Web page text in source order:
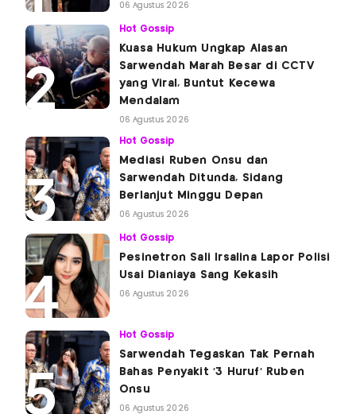
06 Agustus 2026
Hot Gossip
Kuasa Hukum Ungkap Alasan
Sarwendah Marah Besar di CCTV
yang Viral, Buntut Kecewa
Mendalam
06 Agustus 2026
Hot Gossip
Mediasi Ruben Onsu dan
Sarwendah Ditunda, Sidang
Berlanjut Minggu Depan
06 Agustus 2026
Hot Gossip
Pesinetron Sali Irsalina Lapor Polisi
Usai Dianiaya Sang Kekasih
06 Agustus 2026
Hot Gossip
Sarwendah Tegaskan Tak Pernah
Bahas Penyakit '3 Huruf' Ruben
Onsu
06 Agustus 2026